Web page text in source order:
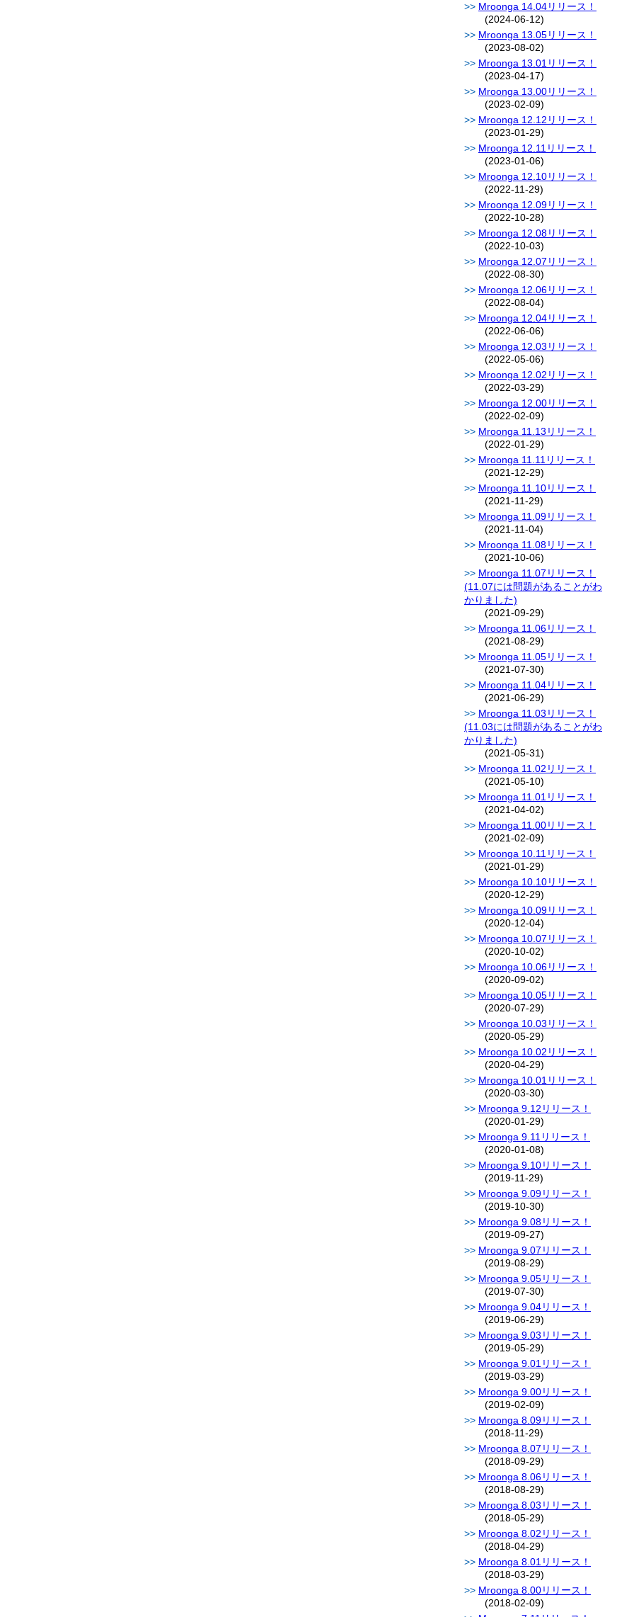
Mroonga 14.04リリース！
(2024-06-12)
Mroonga 13.05リリース！
(2023-08-02)
Mroonga 13.01リリース！
(2023-04-17)
Mroonga 13.00リリース！
(2023-02-09)
Mroonga 12.12リリース！
(2023-01-29)
Mroonga 12.11リリース！
(2023-01-06)
Mroonga 12.10リリース！
(2022-11-29)
Mroonga 12.09リリース！
(2022-10-28)
Mroonga 12.08リリース！
(2022-10-03)
Mroonga 12.07リリース！
(2022-08-30)
Mroonga 12.06リリース！
(2022-08-04)
Mroonga 12.04リリース！
(2022-06-06)
Mroonga 12.03リリース！
(2022-05-06)
Mroonga 12.02リリース！
(2022-03-29)
Mroonga 12.00リリース！
(2022-02-09)
Mroonga 11.13リリース！
(2022-01-29)
Mroonga 11.11リリース！
(2021-12-29)
Mroonga 11.10リリース！
(2021-11-29)
Mroonga 11.09リリース！
(2021-11-04)
Mroonga 11.08リリース！
(2021-10-06)
Mroonga 11.07リリース！
(11.07には問題があることがわ
かりました)
(2021-09-29)
Mroonga 11.06リリース！
(2021-08-29)
Mroonga 11.05リリース！
(2021-07-30)
Mroonga 11.04リリース！
(2021-06-29)
Mroonga 11.03リリース！
(11.03には問題があることがわ
かりました)
(2021-05-31)
Mroonga 11.02リリース！
(2021-05-10)
Mroonga 11.01リリース！
(2021-04-02)
Mroonga 11.00リリース！
(2021-02-09)
Mroonga 10.11リリース！
(2021-01-29)
Mroonga 10.10リリース！
(2020-12-29)
Mroonga 10.09リリース！
(2020-12-04)
Mroonga 10.07リリース！
(2020-10-02)
Mroonga 10.06リリース！
(2020-09-02)
Mroonga 10.05リリース！
(2020-07-29)
Mroonga 10.03リリース！
(2020-05-29)
Mroonga 10.02リリース！
(2020-04-29)
Mroonga 10.01リリース！
(2020-03-30)
Mroonga 9.12リリース！
(2020-01-29)
Mroonga 9.11リリース！
(2020-01-08)
Mroonga 9.10リリース！
(2019-11-29)
Mroonga 9.09リリース！
(2019-10-30)
Mroonga 9.08リリース！
(2019-09-27)
Mroonga 9.07リリース！
(2019-08-29)
Mroonga 9.05リリース！
(2019-07-30)
Mroonga 9.04リリース！
(2019-06-29)
Mroonga 9.03リリース！
(2019-05-29)
Mroonga 9.01リリース！
(2019-03-29)
Mroonga 9.00リリース！
(2019-02-09)
Mroonga 8.09リリース！
(2018-11-29)
Mroonga 8.07リリース！
(2018-09-29)
Mroonga 8.06リリース！
(2018-08-29)
Mroonga 8.03リリース！
(2018-05-29)
Mroonga 8.02リリース！
(2018-04-29)
Mroonga 8.01リリース！
(2018-03-29)
Mroonga 8.00リリース！
(2018-02-09)